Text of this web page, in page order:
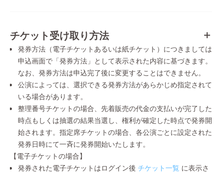
チケット受け取り方法
発券方法（電子チケットあるいは紙チケット）につきましては
申込画面で「発券方法」として表示された内容に基づきます。
なお、発券方法は申込完了後に変更することはできません。
公演によっては、選択できる発券方法があらかじめ指定されて
いる場合があります。
整理番号チケットの場合、先着販売の代金の支払いが完了した
時点もしくは抽選の結果当選し、権利が確定した時点で発券開
始されます。指定席チケットの場合、各公演ごとに設定された
発券日時にて一斉に発券開始いたします。
【電子チケットの場合】
発券された電子チケットはログイン後 チケット一覧 に表示さ